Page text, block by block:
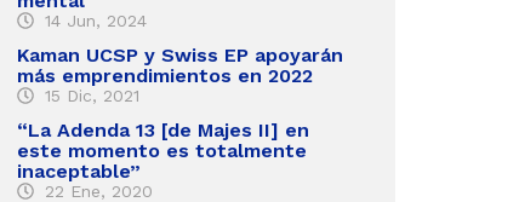
14 Jun, 2024
Kaman UCSP y Swiss EP apoyarán
más emprendimientos en 2022
15 Dic, 2021
“La Adenda 13 [de Majes II] en
este momento es totalmente
inaceptable”
22 Ene, 2020